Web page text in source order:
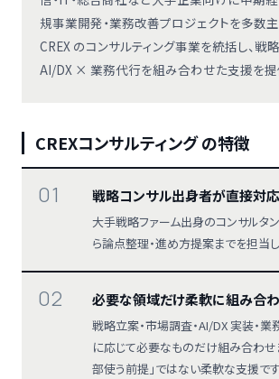
規事業開発・業務改善プロジェクトを多数
CREX のコンサルティング事業を統括し、戦
AI/DX × 業務代行を組み合わせた支援を提
CREXコンサルティング の特徴
01 戦略コンサル出身者が直接対応
大手戦略ファーム出身のコンサルタ
ら論点整理・進め方提案までを担当し
02 必要な領域だけ柔軟に組み合
戦略立案・市場調査・AI/DX 実装・業
に応じて必要なものだけ組み合わせ
部使う前提」ではない柔軟な支援です